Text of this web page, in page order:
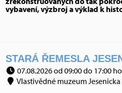
vybavení, výzbroj a výklad k
STARÁ ŘEMESLA
07.08.2026 od 09:00 do 17:00
Vlastivědné muzeum